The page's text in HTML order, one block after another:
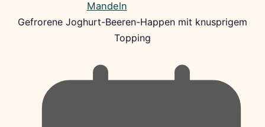
Gefrorene Joghurt-Beeren-Happen mit knusprigem
Topping